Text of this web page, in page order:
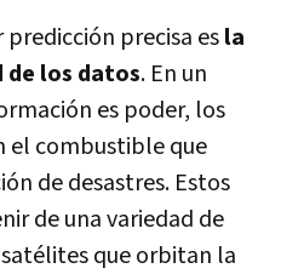
predicción precisa esla
de los datos. En un
es poder, los
el combustible que
de desastres. Estos
de una variedad de
que orbitan la